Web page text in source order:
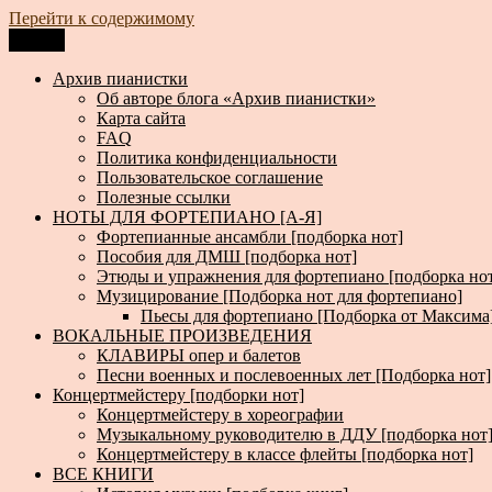
Перейти к содержимому
Архив пианистки
Всё для пианистов: ноты, книги, музыка, статьи…
Архив пианистки
Об авторе блога «Архив пианистки»
Карта сайта
FAQ
Политика конфиденциальности
Пользовательское соглашение
Полезные ссылки
НОТЫ ДЛЯ ФОРТЕПИАНО [А-Я]
Фортепианные ансамбли [подборка нот]
Пособия для ДМШ [подборка нот]
Этюды и упражнения для фортепиано [подборка
Музицирование [Подборка нот для фортепиано]
Пьесы для фортепиано [Подборка от
ВОКАЛЬНЫЕ ПРОИЗВЕДЕНИЯ
КЛАВИРЫ опер и балетов
Песни военных и послевоенных лет [Подборка нот]
Концертмейстеру [подборки нот]
Концертмейстеру в хореографии
Музыкальному руководителю в ДДУ [подборка нот]
Концертмейстеру в классе флейты [подборка нот]
ВСЕ КНИГИ